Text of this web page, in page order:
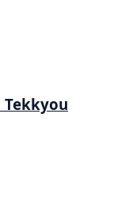
Tekkyou